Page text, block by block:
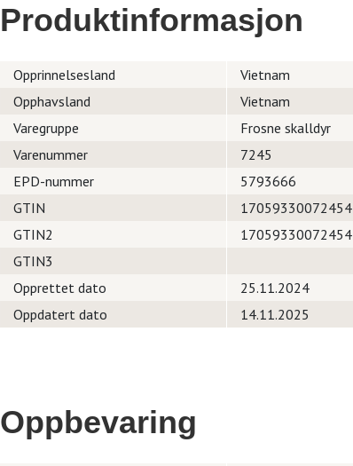
Produktinformasjon
Opprinnelsesland
Vietnam
Opphavsland
Vietnam
Varegruppe
Frosne skalldyr
Varenummer
7245
EPD-nummer
5793666
GTIN
17059330072454
GTIN2
17059330072454
GTIN3
Opprettet dato
25.11.2024
Oppdatert dato
14.11.2025
Oppbevaring